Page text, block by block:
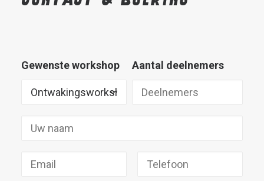
Gewenste workshop Aantal deelnemers